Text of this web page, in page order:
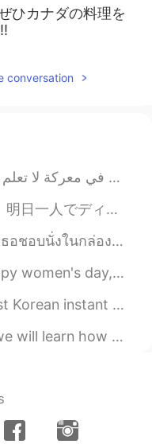
ひカナダの料理を
conversation
乗らないかもしれない。🎢 寂しくならないように、長い時で並べない方が良...
녀는 정말 상자에 앉아 사랑한다 😂 これは私の子...
just the fact we are alive and our...
so yummy I mixed the fire 🔥 noddle...
フレーズ、’put up with’ の使い方を学びま...